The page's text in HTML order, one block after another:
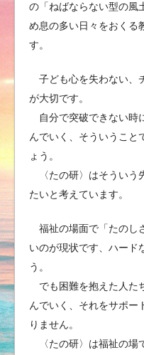
の「ねばならない型の風
め息の多い日々をおくる
す。
子ども心を失わない、
が大切です。
自分で突破できない時
んでいく、そういうこと
ょう。
〈たの研〉はそういう
たいと考えています。
福祉の場面で「たのし
いのが現状です、ハード
う。
でも困難を抱えた人た
んでいく、それをサポー
りません。
〈たの研〉は福祉の場